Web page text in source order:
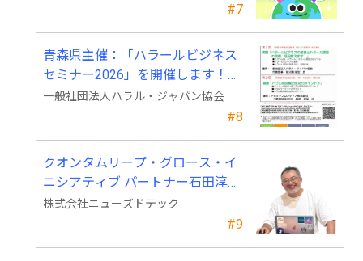
#7
#8
青森県主催：「ハラールビジネス
セミナー2026」を開催します！
（参加費無料）
一般社団法人ハラル・ジャパン協会
#9
クオンタムリープ・グロース・イ
ニシアティブ パートナー石田淳也
氏がニューズドテックの戦略顧問
株式会社ニューズドテック